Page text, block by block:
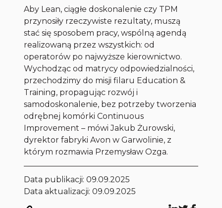
Aby Lean, ciągłe doskonalenie czy TPM
przynosiły rzeczywiste rezultaty, muszą
stać się sposobem pracy, wspólną agendą
realizowaną przez wszystkich: od
operatorów po najwyższe kierownictwo.
Wychodząc od matrycy odpowiedzialności,
przechodzimy do misji filaru Education &
Training, propagując rozwój i
samodoskonalenie, bez potrzeby tworzenia
odrębnej komórki Continuous
Improvement – mówi Jakub Żurowski,
dyrektor fabryki Avon w Garwolinie, z
którym rozmawia Przemysław Ozga.
Data publikacji:09.09.2025
Data aktualizacji: 09.09.2025